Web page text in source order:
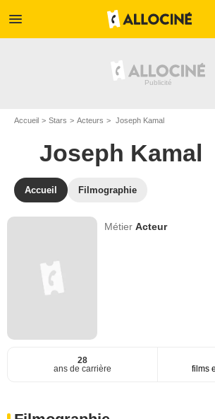
menu
Accueil Stars Acteurs Joseph Kamal
Joseph Kamal
Accueil Filmographie
MétierActeur
28
ans de carrière
films